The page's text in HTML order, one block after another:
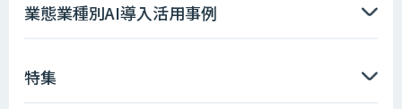
「VAB-5000」
業態業種別AI導入活用事例
特集